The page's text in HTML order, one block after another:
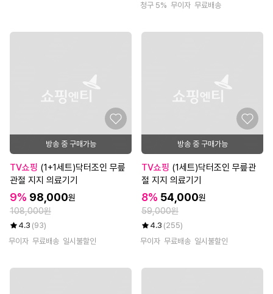
청구 5% 무이자 무료배송
방송 중 구매가능
TV쇼핑
관절 지지 의료기기
9% 98,000원
108,000원
4.3 (93)
무이자 무료배송 일시불할인
방송 중 구매가능
TV쇼핑
절 지지 의료기기
8% 54,000원
59,000원
4.3 (255)
무이자 무료배송 일시불할인